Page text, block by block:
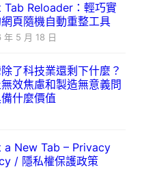
Tab Reloader：輕巧實
頁隨機自動重整工具
年 5 月 18 日
了科技業還剩下什麼？
效焦慮和製造無意義問
什麼價值
a New Tab – Privacy
/ 隱私權保護政策